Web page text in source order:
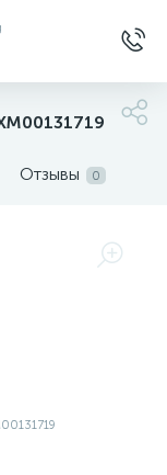
Отзывы 0